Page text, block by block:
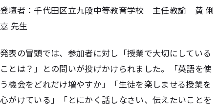
登壇者：千代田区立九段中等教育学校 主任教諭 黄 俐
嘉 先生
発表の冒頭では、参加者に対し「授業で大切にしている
ことは？」との問いが投げかけられました。「英語を使
う機会をどれだけ増やすか」「生徒を楽しませる授業を
心がけている」「とにかく話しなさい、伝えたいことを